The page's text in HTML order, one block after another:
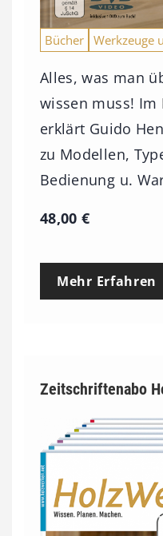
Bücher Werkzeuge
Alles, was man
wissen muss! Im
erklärt Guido
zu Modellen,
Bedienung u.
48,00€
Mehr Erfahren
Zeitschriftenabo